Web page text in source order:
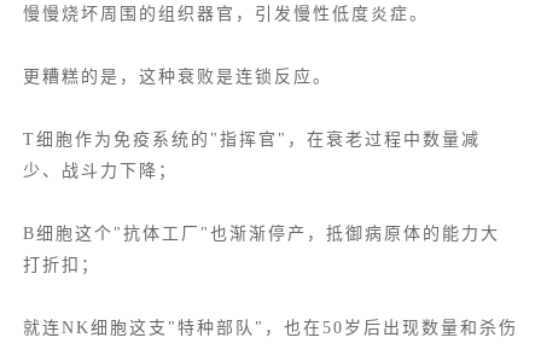
慢慢烧坏周围的组织器官，引发慢性低度炎症。
更糟糕的是，这种衰败是连锁反应。
T细胞作为免疫系统的"指挥官"，在衰老过程中数量减
少、战斗力下降；
B细胞这个"抗体工厂"也渐渐停产，抵御病原体的能力大
打折扣；
就连NK细胞这支"特种部队"，也在50岁后出现数量和杀伤